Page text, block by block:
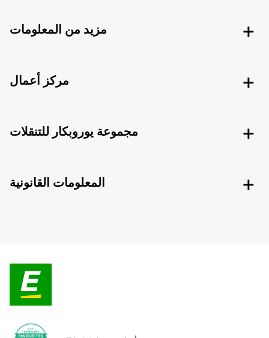
مزيد من المعلومات
مركز أعمال
مجموعة يوروبكار للتنقلات
المعلومات القانونية